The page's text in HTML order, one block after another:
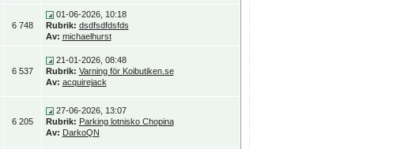
6 748
01-06-2026, 10:18
Rubrik: dsdfsdfdsfds
Av: michaelhurst
6 537
21-01-2026, 08:48
Rubrik: Varning för Koibutiken.se
Av: acquirejack
6 205
27-06-2026, 13:07
Rubrik: Parking lotnisko Chopina
Av: DarkoQN